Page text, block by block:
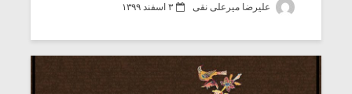
علیرضا میرعلی نقی ۳ اسفند ۱۳۹۹